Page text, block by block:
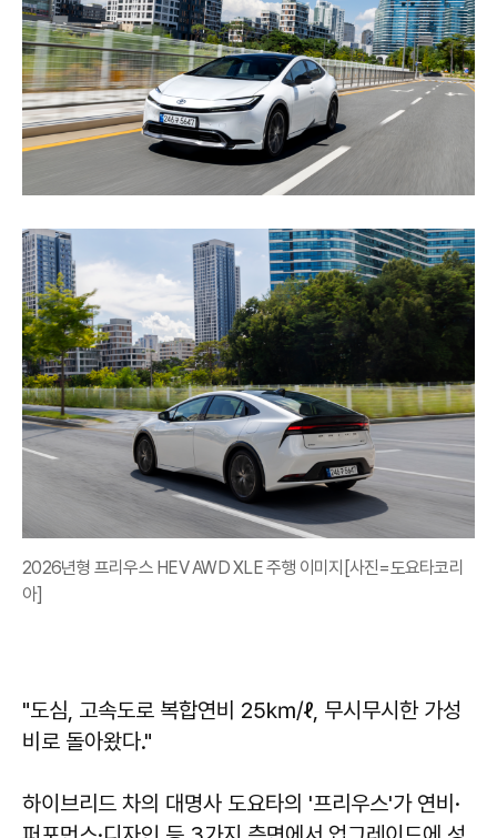
2026년형 프리우스 HEV AWD XLE 주행 이미지[사진=도요타코리
아]
"도심, 고속도로 복합연비 25㎞/ℓ, 무시무시한 가성
비로 돌아왔다."
하이브리드 차의 대명사 도요타의 '프리우스'가 연비·